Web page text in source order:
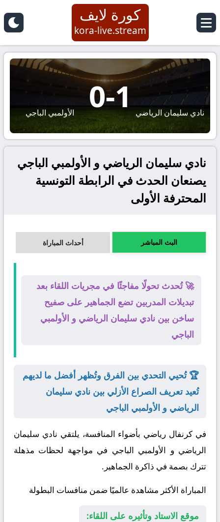
كورة لايف
kora-live.stream
نادي سليمان الرياضي 1
-
0 الأولمبي الباجي
نادي سليمان الرياضي و الأولمبي الباجي
يصنعان الحدث في الرابطة التونسية
المحترفة الأولى
البث المباشر أحداث المباراة
🚀 تُحدث تحولًا مفاجئًا في مجريات اللقاء بعد
تبديلات المدربين تضع الجماهير على صفيح
ساخن بين نادي سليمان الرياضي و الأولمبي
الباجي
🏆 تُحيي التحدي بين الفرق وتُظهر أفضل ما لديهم
تُعيد تعريف الصراع الأزلي بين نادي سليمان
الرياضي و الأولمبي الباجي
في كرنفال رياضي بأضواء المنافسة، يلتقي نادي سليمان
الرياضي و الأولمبي الباجي في مواجهة لحظات مذهلة
تترك بصمة في ذاكرة الجماهير.
المباراة الأكثر مشاهدة عالميًا ضمن منافسات البطولة
موقع الاستاد وتأثيره على اللقاء: